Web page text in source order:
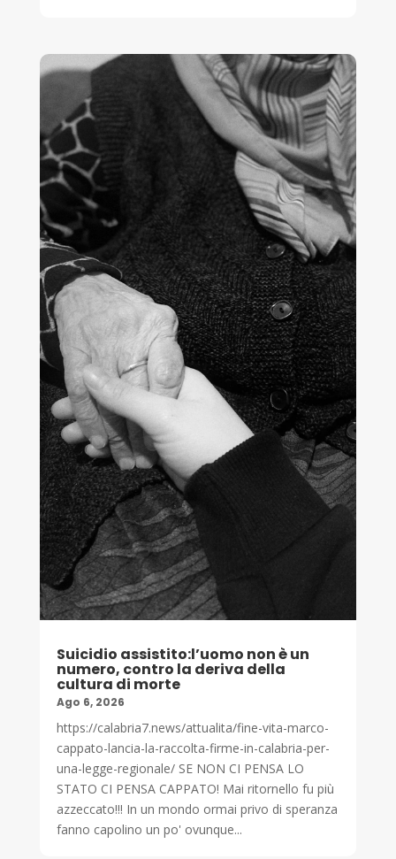
Suicidio assistito:l’uomo non è un
numero, contro la deriva della
cultura di morte
Ago 6, 2026
https://calabria7.news/attualita/fine-vita-marco-
cappato-lancia-la-raccolta-firme-in-calabria-per-
una-legge-regionale/ SE NON CI PENSA LO
STATO CI PENSA CAPPATO! Mai ritornello fu più
azzeccato!!! In un mondo ormai privo di speranza
fanno capolino un po' ovunque...